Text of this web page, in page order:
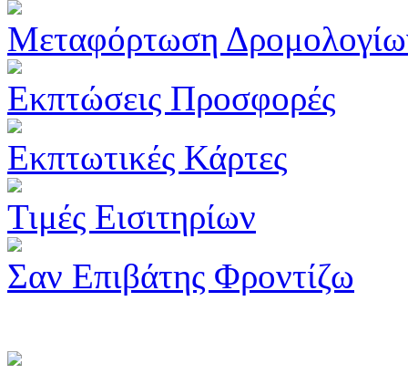
Μεταφόρτωση
Εκπτώσεις Προσφορές
Εκπτωτικές Κάρτες
Τιμές Εισιτηρίων
Σαν Επιβάτης Φροντίζω